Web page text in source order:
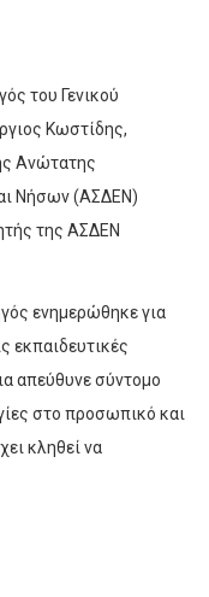
του Γενικού
Κωστίδης,
Ανώτατης
Νήσων (ΑΣΔΕΝ)
της ΑΣΔΕΝ
ενημερώθηκε για
εκπαιδευτικές
απεύθυνε σύντομο
στο προσωπικό και
κληθεί να